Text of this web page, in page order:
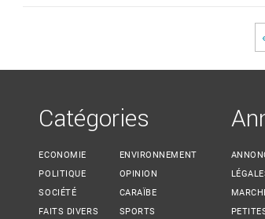
Catégories
ECONOMIE
POLITIQUE
SOCIÉTÉ
FAITS DIVERS
ENVIRONNEMENT
OPINION
CARAÏBE
SPORTS